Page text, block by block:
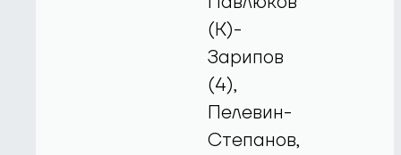
(К)-
Зарипов
(4),
Пелевин-
Степанов,